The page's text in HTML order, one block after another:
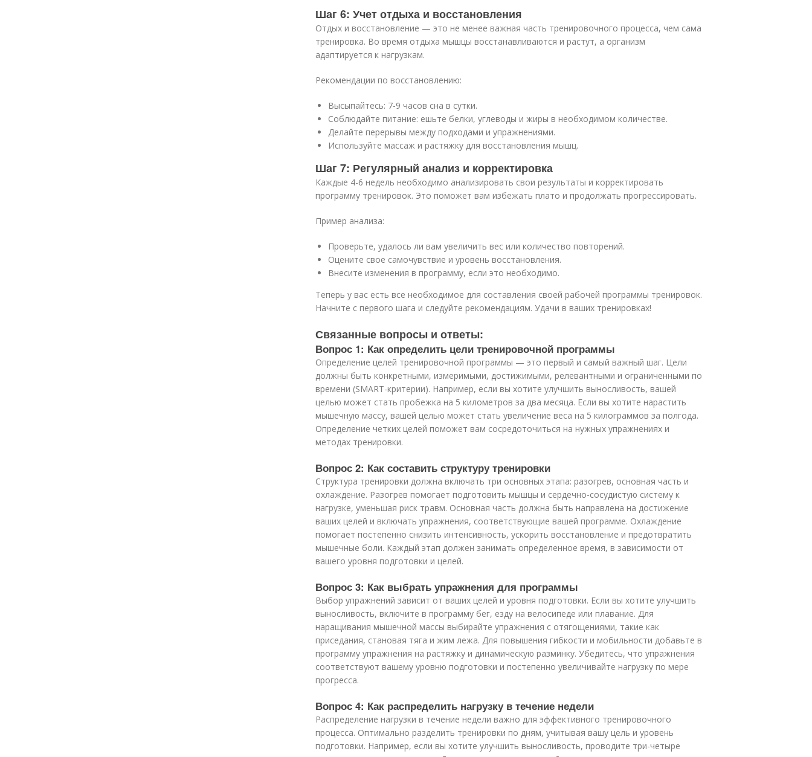
Шаг 6: Учет отдыха и восстановления
Отдых и восстановление — это не менее важная часть тренировочного процесса, чем сама
тренировка. Во время отдыха мышцы восстанавливаются и растут, а организм
адаптируется к нагрузкам.
Рекомендации по восстановлению:
Высыпайтесь: 7-9 часов сна в сутки.
Соблюдайте питание: ешьте белки, углеводы и жиры в необходимом количестве.
Делайте перерывы между подходами и упражнениями.
Используйте массаж и растяжку для восстановления мышц.
Шаг 7: Регулярный анализ и корректировка
Каждые 4-6 недель необходимо анализировать свои результаты и корректировать
программу тренировок. Это поможет вам избежать плато и продолжать прогрессировать.
Пример анализа:
Проверьте, удалось ли вам увеличить вес или количество повторений.
Оцените свое самочувствие и уровень восстановления.
Внесите изменения в программу, если это необходимо.
Теперь у вас есть все необходимое для составления своей рабочей программы тренировок.
Начните с первого шага и следуйте рекомендациям. Удачи в ваших тренировках!
Связанные вопросы и ответы:
Вопрос 1: Как определить цели тренировочной программы
Определение целей тренировочной программы — это первый и самый важный шаг. Цели
должны быть конкретными, измеримыми, достижимыми, релевантными и ограниченными по
времени (SMART-критерии). Например, если вы хотите улучшить выносливость, вашей
целью может стать пробежка на 5 километров за два месяца. Если вы хотите нарастить
мышечную массу, вашей целью может стать увеличение веса на 5 килограммов за полгода.
Определение четких целей поможет вам сосредоточиться на нужных упражнениях и
методах тренировки.
Вопрос 2: Как составить структуру тренировки
Структура тренировки должна включать три основных этапа: разогрев, основная часть и
охлаждение. Разогрев помогает подготовить мышцы и сердечно-сосудистую систему к
нагрузке, уменьшая риск травм. Основная часть должна быть направлена на достижение
ваших целей и включать упражнения, соответствующие вашей программе. Охлаждение
помогает постепенно снизить интенсивность, ускорить восстановление и предотвратить
мышечные боли. Каждый этап должен занимать определенное время, в зависимости от
вашего уровня подготовки и целей.
Вопрос 3: Как выбрать упражнения для программы
Выбор упражнений зависит от ваших целей и уровня подготовки. Если вы хотите улучшить
выносливость, включите в программу бег, езду на велосипеде или плавание. Для
наращивания мышечной массы выбирайте упражнения с отягощениями, такие как
приседания, становая тяга и жим лежа. Для повышения гибкости и мобильности добавьте в
программу упражнения на растяжку и динамическую разминку. Убедитесь, что упражнения
соответствуют вашему уровню подготовки и постепенно увеличивайте нагрузку по мере
прогресса.
Вопрос 4: Как распределить нагрузку в течение недели
Распределение нагрузки в течение недели важно для эффективного тренировочного
процесса. Оптимально разделить тренировки по дням, учитывая вашу цель и уровень
подготовки. Например, если вы хотите улучшить выносливость, проводите три-четыре